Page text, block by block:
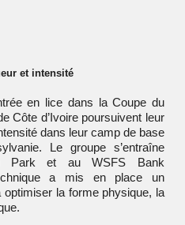
et intensité
Côte d’Ivoire poursuivent leur
dans leur camp de base
Le groupe s’entraîne
Park et au WSFS Bank
a mis en place un
la forme physique, la